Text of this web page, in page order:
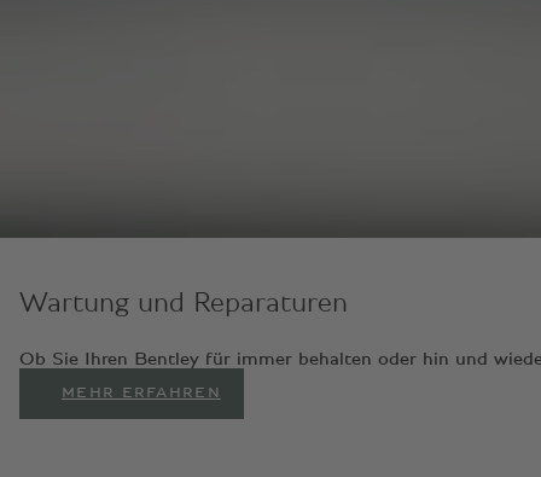
Wartung und Reparaturen
Ob Sie Ihren Bentley für immer behalten oder hin und
MEHR ERFAHREN